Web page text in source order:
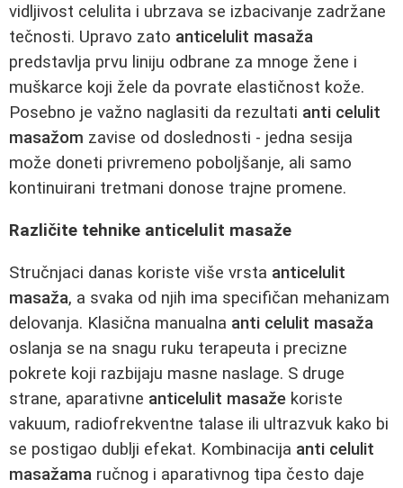
vidljivost celulita i ubrzava se izbacivanje zadržane
tečnosti. Upravo zato anticelulit masaža
predstavlja prvu liniju odbrane za mnoge žene i
muškarce koji žele da povrate elastičnost kože.
Posebno je važno naglasiti da rezultati anti celulit
masažom zavise od doslednosti - jedna sesija
može doneti privremeno poboljšanje, ali samo
kontinuirani tretmani donose trajne promene.
Različite tehnike anticelulit masaže
Stručnjaci danas koriste više vrsta anticelulit
masaža, a svaka od njih ima specifičan mehanizam
delovanja. Klasična manualna anti celulit masaža
oslanja se na snagu ruku terapeuta i precizne
pokrete koji razbijaju masne naslage. S druge
strane, aparativne anticelulit masaže koriste
vakuum, radiofrekventne talase ili ultrazvuk kako bi
se postigao dublji efekat. Kombinacija anti celulit
masažama ručnog i aparativnog tipa često daje